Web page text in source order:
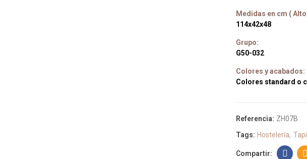
Medidas en cm (
114x42x48
Grupo:
G50-032
Colores y acabados:
Colores standard o
Referencia: ZH07B
Tags: Hostelería